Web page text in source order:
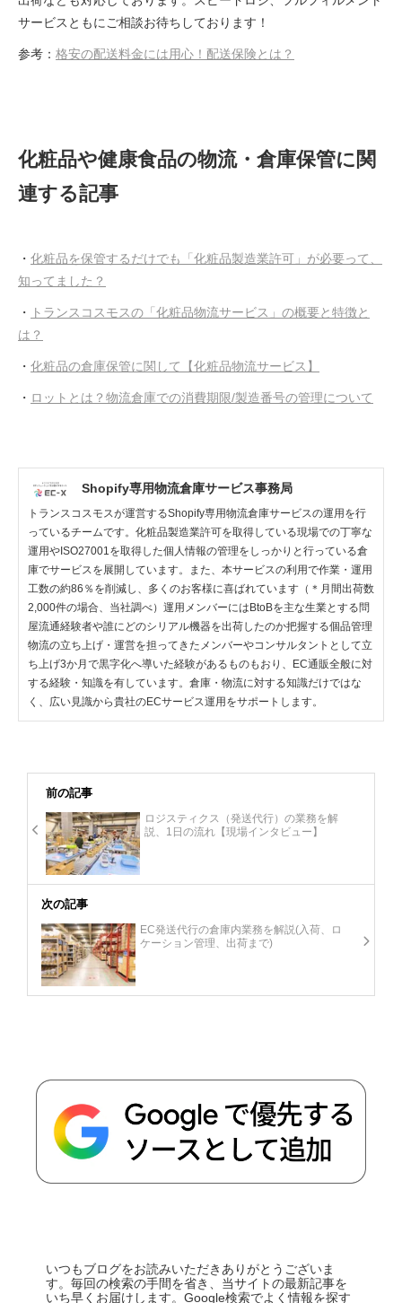
サービスともにご相談お待ちしております！
参考： 格安の配送料金には用心！配送保険とは？
化粧品や健康食品の物流・倉庫保管に関
連する記事
・ 化粧品を保管するだけでも「化粧品製造業許可」が必要って、
知ってました？
・
トランスコスモスの「化粧品物流サービス」の概要と特徴と
は？
・ 化粧品の倉庫保管に関して【化粧品物流サービス】
・ ロットとは？物流倉庫での消費期限/製造番号の管理について
Shopify専用物流倉庫サービス事務局
トランスコスモスが運営するShopify専用物流倉庫サービスの運用を行
っているチームです。化粧品製造業許可を取得している現場での丁寧な
運用やISO27001を取得した個人情報の管理をしっかりと行っている倉
庫でサービスを展開しています。また、本サービスの利用で作業・運用
工数の約86％を削減し、多くのお客様に喜ばれています（＊月間出荷数
2,000件の場合、当社調べ）運用メンバーにはBtoBを主な生業とする問
屋流通経験者や誰にどのシリアル機器を出荷したのか把握する個品管理
物流の立ち上げ・運営を担ってきたメンバーやコンサルタントとして立
ち上げ3か月で黒字化へ導いた経験があるものもおり、EC通販全般に対
する経験・知識を有しています。倉庫・物流に対する知識だけではな
く、広い見識から貴社のECサービス運用をサポートします。
前の記事
ロジスティクス（発送代行）の業務を解
説、1日の流れ【現場インタビュー】
次の記事
EC発送代行の倉庫内業務を解説(入荷、ロ
ケーション管理、出荷まで)
いつもブログをお読みいただきありがとうございま
す。毎回の検索の手間を省き、当サイトの最新記事を
いち早くお届けします。Google検索でよく情報を探す